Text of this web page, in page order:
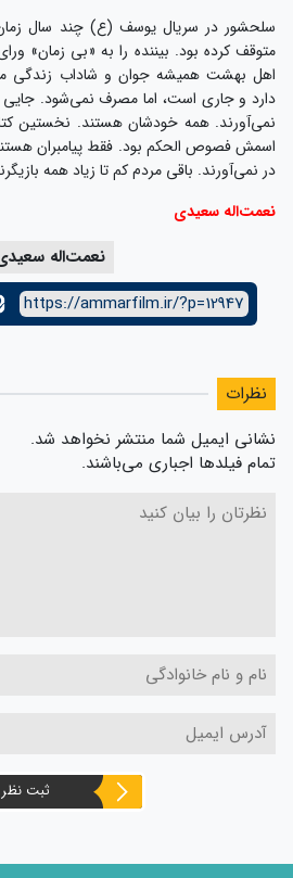
سلحشور در سریال یوسف (ع) چند سال زمان
متوقف کرده بود. بیننده را به «بی زمان»
اهل بهشت همیشه جوان و شاداب زندگی
دارد و جاری است، اما مصرف نمی‌شود.
نمی‌آورند. همه خودشان هستند. نخستین
اسمش فصوص الحکم بود. فقط پیامبران
در نمی‌آورند. باقی مردم کم تا زیاد همه
نعمت‌اله سعیدی
نعمت‌اله
https://ammarfilm.ir/?p=12947
نظرات
نشانی ایمیل شما منتشر نخواهد شد.
تمام فیلدها اجباری می‌باشند.
ثبت نظر